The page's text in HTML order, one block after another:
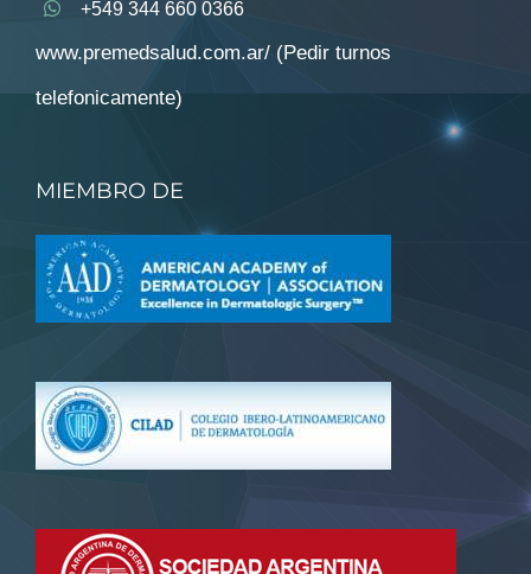
+549 344 660 0366
www.premedsalud.com.ar/ (Pedir turnos
telefonicamente)
MIEMBRO DE